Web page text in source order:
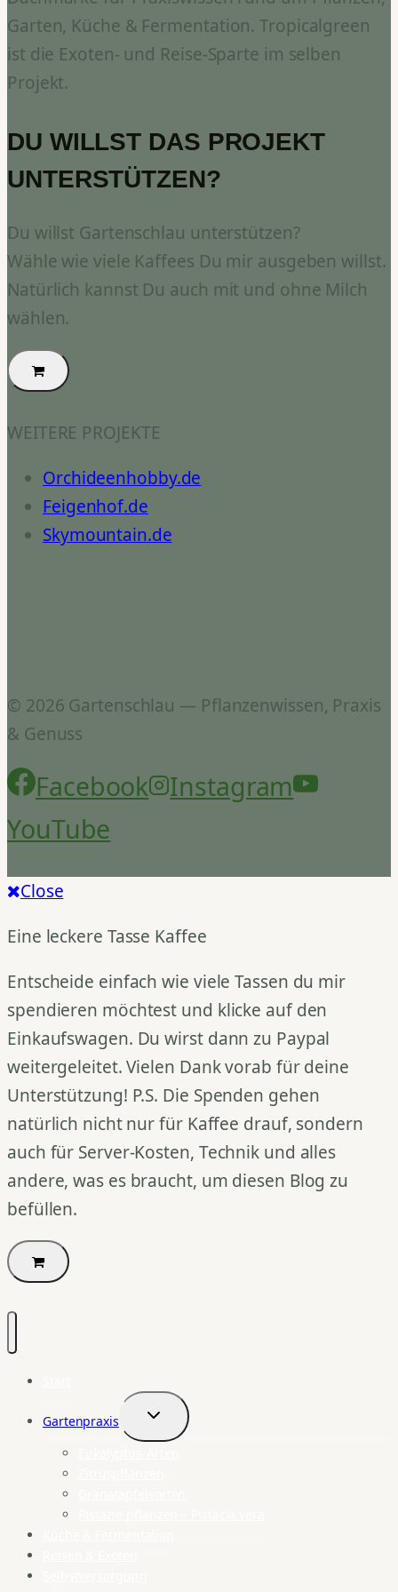
Garten, Küche & Fermentation. Tropicalgreen
ist die Exoten- und Reise-Sparte im selben
Projekt.
DU WILLST DAS PROJEKT
UNTERSTÜTZEN?
Du willst Gartenschlau unterstützen?
Wähle wie viele Kaffees Du mir ausgeben willst.
Natürlich kannst Du auch mit und ohne Milch
wählen.
WEITERE PROJEKTE
Orchideenhobby.de
Feigenhof.de
Skymountain.de
© 2026 Gartenschlau — Pflanzenwissen, Praxis
& Genuss
Facebook
Instagram
YouTube
Close
Eine leckere Tasse Kaffee
Entscheide einfach wie viele Tassen du mir
spendieren möchtest und klicke auf den
Einkaufswagen. Du wirst dann zu Paypal
weitergeleitet. Vielen Dank vorab für deine
Unterstützung! P.S. Die Spenden gehen
natürlich nicht nur für Kaffee drauf, sondern
auch für Server-Kosten, Technik und alles
andere, was es braucht, um diesen Blog zu
befüllen.
Gartenpraxis
Untermenü
umschalten